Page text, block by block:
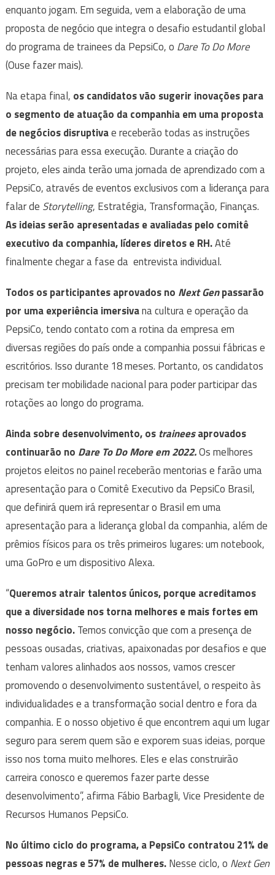
enquanto jogam. Em seguida, vem a elaboração de uma
propostade negócio que integra o desafio estudantil global
do programa de trainees da PepsiCo, o Dare To Do More
(Ouse fazer mais).
Na etapa final, os candidatos vão sugerir inovações para
o segmento de atuação da companhia em uma proposta
de negócios disruptivae receberão todas as instruções
necessárias para essa execução. Durante a criação do
projeto, eles ainda terão uma jornada de aprendizado com a
PepsiCo, através de eventos exclusivos com a liderança para
falar de Storytelling, Estratégia, Transformação, Finanças.
As ideias serão apresentadas e avaliadas pelo comitê
executivo da companhia, líderes diretos e RH.Até
finalmente chegar a fase da entrevista individual.
Todos os participantes aprovados no Next Genpassarão
por uma experiência imersivana cultura e operação da
PepsiCo, tendo contato com a rotina da empresa em
diversas regiões do país onde a companhia possui fábricas e
escritórios. Isso durante 18 meses. Portanto, os candidatos
precisam ter mobilidade nacional para poder participar das
rotações ao longo do programa.
Ainda sobre desenvolvimento, os traineesaprovados
continuarão no Dare To Do More em 2022.Os melhores
projetos eleitos no painelreceberão mentorias e farão uma
apresentação para o Comitê Executivo da PepsiCo Brasil,
que definirá quem irá representar o Brasil em uma
apresentação para a liderança global da companhia, além de
prêmios físicos para os três primeiros lugares: um notebook,
uma GoPro e um dispositivo Alexa.
“Queremos atrair talentos únicos, porque acreditamos
que a diversidade nos torna melhores e mais fortes em
nosso negócio.Temos convicção que com a presença de
pessoas ousadas, criativas, apaixonadas por desafios e que
tenham valores alinhados aos nossos, vamos crescer
promovendo o desenvolvimento sustentável, o respeito às
individualidades e a transformação social dentro e fora da
companhia. E o nosso objetivo é que encontrem aqui um lugar
seguro para serem quem são e exporem suas ideias, porque
isso nos torna muito melhores. Eles e elas construirão
carreira conosco e queremos fazer parte desse
desenvolvimento”, afirma Fábio Barbagli, Vice Presidente de
Recursos Humanos PepsiCo.
No último ciclo do programa, a PepsiCo contratou 21% de
pessoas negras e 57% de mulheres.Nesse ciclo, o Next Gen